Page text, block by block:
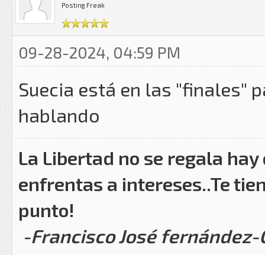
Posting Freak
09-28-2024, 04:59 PM
Suecia está en las "finales"
hablando
La Libertad no se regala
enfrentas a intereses..Te
punto!
-Francisco José